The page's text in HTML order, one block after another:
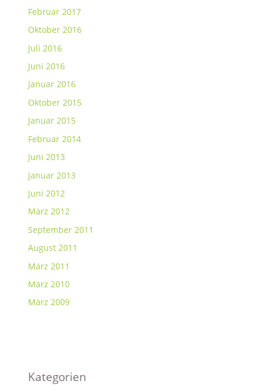
Februar 2017
Oktober 2016
Juli 2016
Juni 2016
Januar 2016
Oktober 2015
Januar 2015
Februar 2014
Juni 2013
Januar 2013
Juni 2012
März 2012
September 2011
August 2011
März 2011
März 2010
März 2009
Kategorien